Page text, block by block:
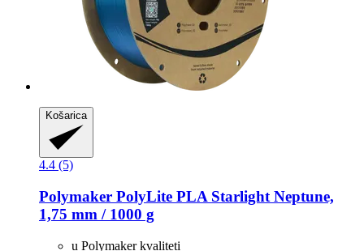
Košarica
4.4 (5)
Polymaker PolyLite PLA Starlight Neptune,
1,75 mm / 1000 g
u Polymaker kvaliteti